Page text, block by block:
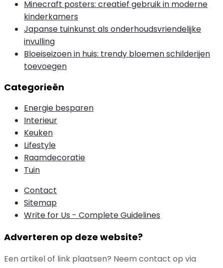
Minecraft posters: creatief gebruik in moderne
kinderkamers
Japanse tuinkunst als onderhoudsvriendelijke
invulling
Bloeiseizoen in huis: trendy bloemen schilderijen
toevoegen
Categorieën
Energie besparen
Interieur
Keuken
Lifestyle
Raamdecoratie
Tuin
Contact
Sitemap
Write for Us - Complete Guidelines
Adverteren op deze website?
Een artikel of link plaatsen? Neem contact op via